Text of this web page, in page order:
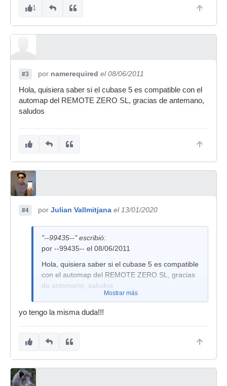
1
#3 por namerequired el 08/06/2011
Hola, quisiera saber si el cubase 5 es compatible con el
automap del REMOTE ZERO SL, gracias de antemano,
saludos
#4 por Julian Vallmitjana el 13/01/2020
"--99435--" escribió:
por --99435-- el 08/06/2011
Hola, quisiera saber si el cubase 5 es compatible
con el automap del REMOTE ZERO SL, gracias
de antemano, saludos
Mostrar más
yo tengo la misma duda!!!